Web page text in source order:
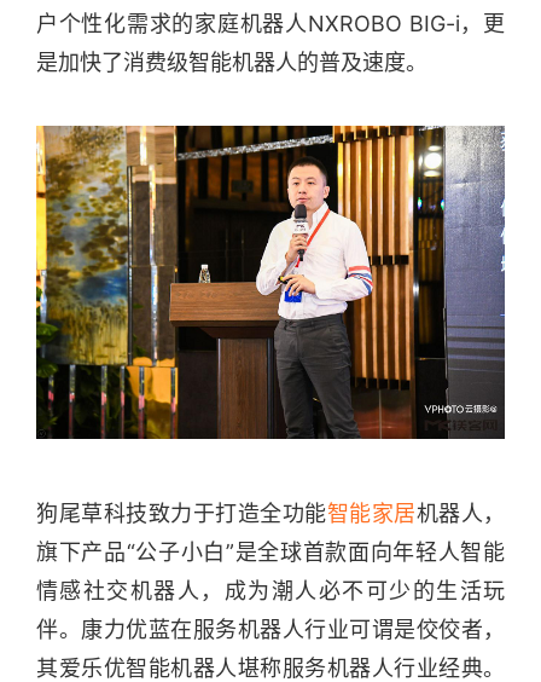
户个性化需求的家庭机器人NXROBO BIG-i，更
是加快了消费级智能机器人的普及速度。
狗尾草科技致力于打造全功能智能家居机器人，
旗下产品“公子小白”是全球首款面向年轻人智能
情感社交机器人，成为潮人必不可少的生活玩
伴。康力优蓝在服务机器人行业可谓是佼佼者，
其爱乐优智能机器人堪称服务机器人行业经典。